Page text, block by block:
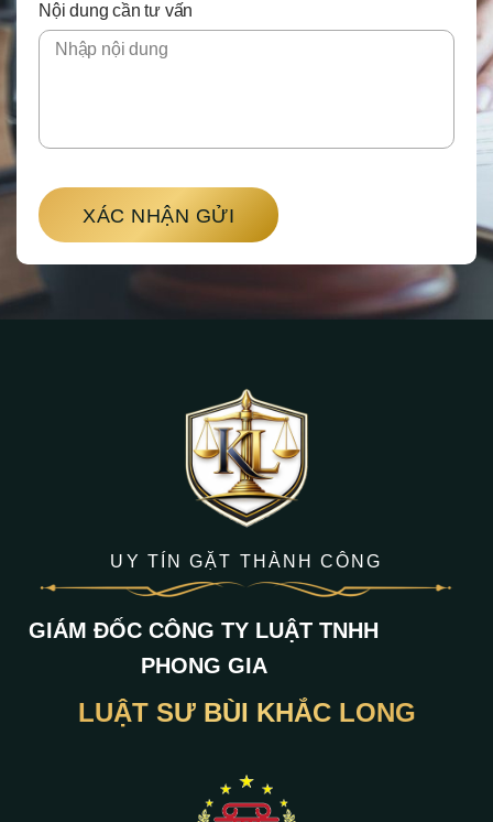
Nội dung cần tư vấn
XÁC NHẬN GỬI
UY TÍN GẶT THÀNH CÔNG
GIÁM ĐỐC CÔNG TY LUẬT TNHH
PHONG GIA
LUẬT SƯ BÙI KHẮC LONG